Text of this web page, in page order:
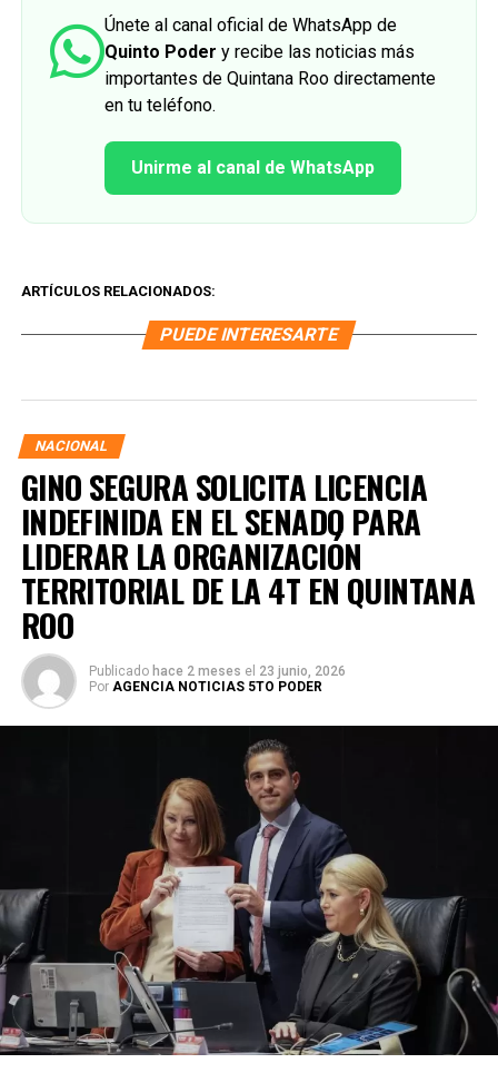
Únete al canal oficial de WhatsApp de
Quinto Poder y recibe las noticias más
importantes de Quintana Roo directamente
en tu teléfono.
Unirme al canal de WhatsApp
ARTÍCULOS RELACIONADOS:
PUEDE INTERESARTE
NACIONAL
GINO SEGURA SOLICITA LICENCIA
INDEFINIDA EN EL SENADO PARA
LIDERAR LA ORGANIZACIÓN
TERRITORIAL DE LA 4T EN QUINTANA
ROO
Publicado hace 2 meses el 23 junio, 2026
Por AGENCIA NOTICIAS 5TO PODER